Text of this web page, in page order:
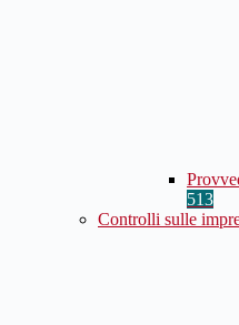
513
Controlli sulle